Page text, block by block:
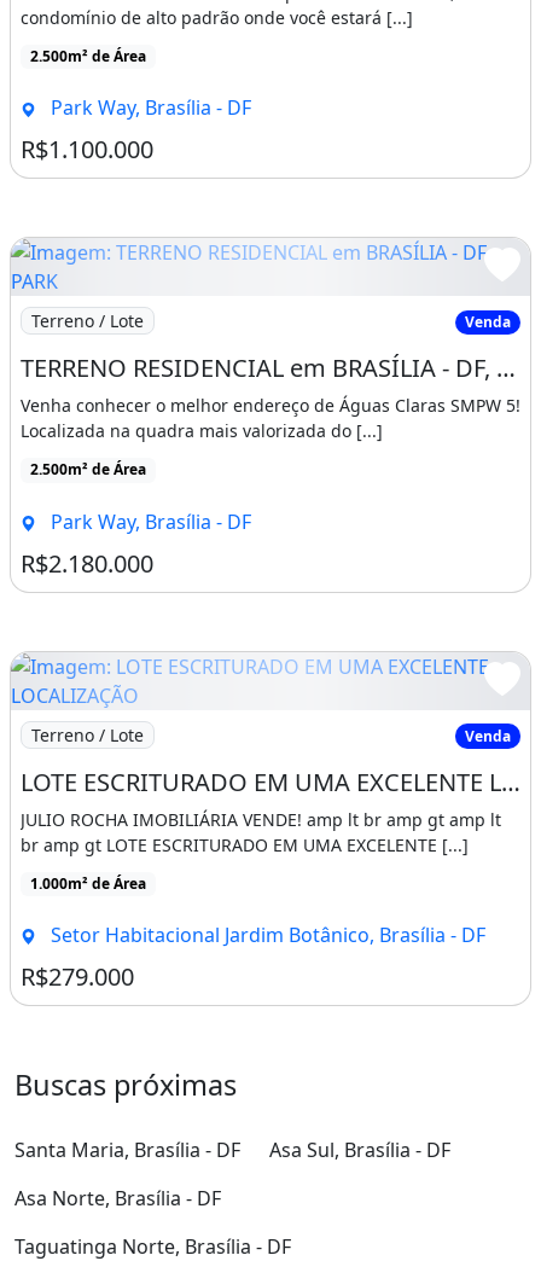
condomínio de alto padrão onde você estará [...]
2.500m² de Área
Park Way, Brasília - DF
R$1.100.000
Imagem: TERRENO RESIDENCIAL em BRASÍLIA - DF, PARK
Terreno / Lote Venda
TERRENO RESIDENCIAL em BRASÍLIA - DF, PARK WAY
Venha conhecer o melhor endereço de Águas Claras SMPW 5!
Localizada na quadra mais valorizada do [...]
2.500m² de Área
Park Way, Brasília - DF
R$2.180.000
Imagem: LOTE ESCRITURADO EM UMA EXCELENTE
Terreno / Lote Venda
LOTE ESCRITURADO EM UMA EXCELENTE LOCALIZAÇÃO VISTA LIVRE PARA RESERVA!
JULIO ROCHA IMOBILIÁRIA VENDE! amp lt br amp gt amp lt
br amp gt LOTE ESCRITURADO EM UMA EXCELENTE [...]
1.000m² de Área
Setor Habitacional Jardim Botânico, Brasília - DF
R$279.000
Buscas próximas
Santa Maria, Brasília - DF
Asa Sul, Brasília - DF
Asa Norte, Brasília - DF
Taguatinga Norte, Brasília - DF